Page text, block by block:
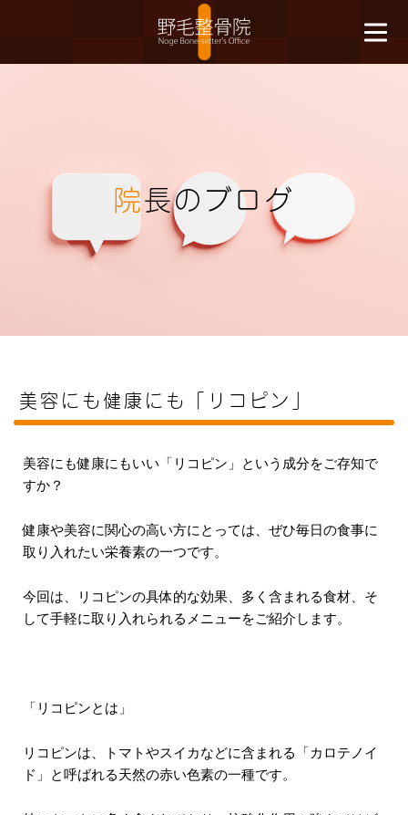
院長のブログ
美容にも健康にも「リコピン」
美容にも健康にもいい「リコピン」という成分をご存知で
すか？
健康や美容に関心の高い方にとっては、ぜひ毎日の食事に
取り入れたい栄養素の一つです。
今回は、リコピンの具体的な効果、多く含まれる食材、そ
して手軽に取り入れられるメニューをご紹介します。
「リコピンとは」
リコピンは、トマトやスイカなどに含まれる「カロテノイ
ド」と呼ばれる天然の赤い色素の一種です。